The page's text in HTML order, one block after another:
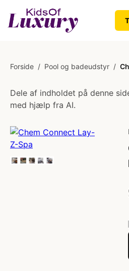
Forside / Pool og badeudstyr /
Dele af indholdet på denne
med hjælp fra AI.